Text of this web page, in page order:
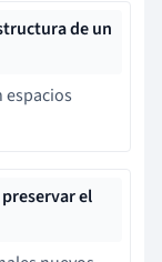
de un
el